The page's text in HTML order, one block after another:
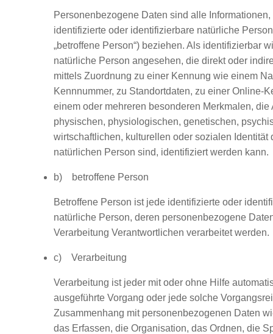
Personenbezogene Daten sind alle
identifizierte oder identifizierbare natürliche
„betroffene Person“) beziehen. Als identifizierbar
natürliche Person angesehen, die direkt oder
mittels Zuordnung zu einer Kennung wie einem
Kennnummer, zu Standortdaten, zu einer Online-
einem oder mehreren besonderen Merkmalen, die
physischen, physiologischen, genetischen,
wirtschaftlichen, kulturellen oder sozialen Identität
natürlichen Person sind, identifiziert werden kann.
b) betroffene Person
Betroffene Person ist jede identifizierte oder
natürliche Person, deren personenbezogene
Verarbeitung Verantwortlichen verarbeitet werden.
c) Verarbeitung
Verarbeitung ist jeder mit oder ohne Hilfe
ausgeführte Vorgang oder jede solche
Zusammenhang mit personenbezogenen Daten
das Erfassen, die Organisation, das Ordnen, die